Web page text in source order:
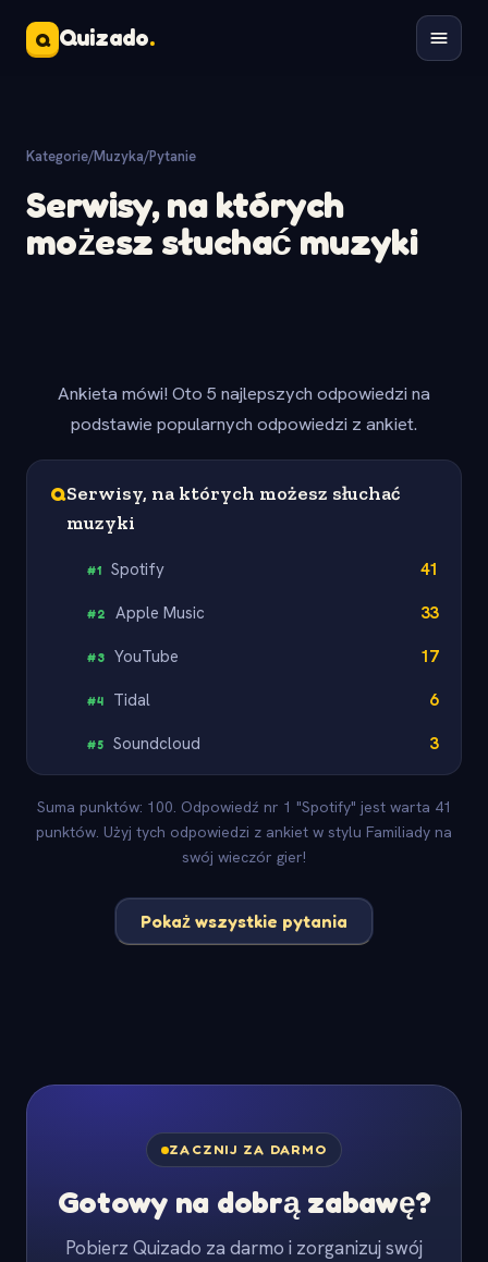
Q Quizado.
Kategorie/Muzyka/Pytanie
Serwisy, na których
możesz słuchać muzyki
Ankieta mówi! Oto 5 najlepszych odpowiedzi na
podstawie popularnych odpowiedzi z ankiet.
QSerwisy, na których możesz słuchać
muzyki
#1 Spotify 41
#2 Apple Music 33
#3 YouTube 17
#4 Tidal 6
#5 Soundcloud 3
Suma punktów: 100. Odpowiedź nr 1 "Spotify" jest warta 41
punktów. Użyj tych odpowiedzi z ankiet w stylu Familiady na
swój wieczór gier!
Pokaż wszystkie pytania
ZACZNIJ ZA DARMO
Gotowy na dobrą zabawę?
Pobierz Quizado za darmo i zorganizuj swój